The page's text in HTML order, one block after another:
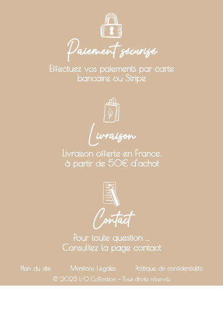
Paiement sécurisé
Effectuez vos paiements par carte
bancaire ou Stripe
Livraison
Livraison offerte en France,
à partir de 50€ d’achat
Contact
Pour toute question …
Consultez la page contact
Plan du site Mentions Légales Politique de confidentialité
© 2025 L-O Collection – Tous droits réservés